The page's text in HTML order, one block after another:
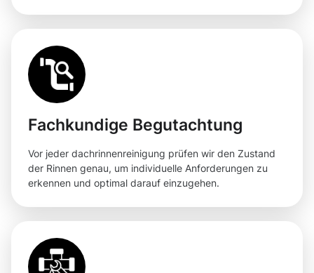
Fachkundige Begutachtung
Vor jeder dachrinnenreinigung prüfen wir den Zustand
der Rinnen genau, um individuelle Anforderungen zu
erkennen und optimal darauf einzugehen.